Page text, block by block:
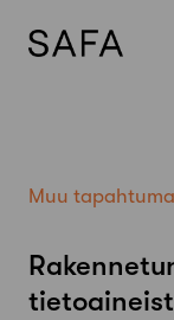
Muu tapahtuma